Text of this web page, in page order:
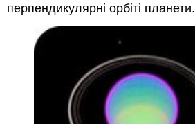
перпендикулярні орбіті планети.